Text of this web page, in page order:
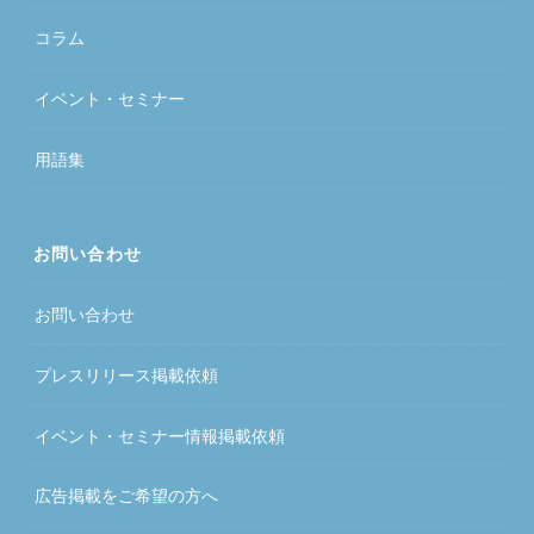
コラム
イベント・セミナー
用語集
お問い合わせ
お問い合わせ
プレスリリース掲載依頼
イベント・セミナー情報掲載依頼
広告掲載をご希望の方へ